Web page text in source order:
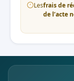
Lesfrais de
de l’acte